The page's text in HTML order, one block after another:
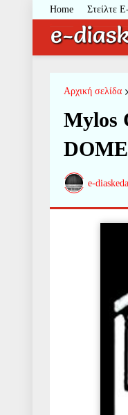
Home Στείλτε
Αρχική σελίδα
Mylos
e-